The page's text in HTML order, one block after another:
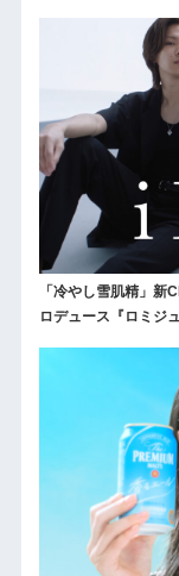
「冷やし雪肌精」
ロデュース『ロミジュ